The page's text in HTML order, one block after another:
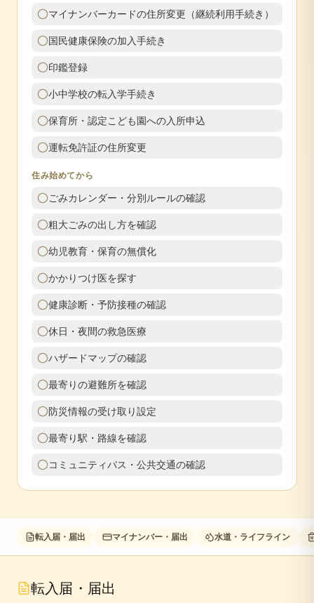
マイナンバーカードの住所変更（継続利用手続き）
国民健康保険の加入手続き
印鑑登録
小中学校の転入学手続き
保育所・認定こども園への入所申込
運転免許証の住所変更
住み始めてから
ごみカレンダー・分別ルールの確認
粗大ごみの出し方を確認
幼児教育・保育の無償化
かかりつけ医を探す
健康診断・予防接種の確認
休日・夜間の救急医療
ハザードマップの確認
最寄りの避難所を確認
防災情報の受け取り設定
最寄り駅・路線を確認
コミュニティバス・公共交通の確認
転入届・届出 マイナンバー・届出 水道・ライフライン
転入届・届出